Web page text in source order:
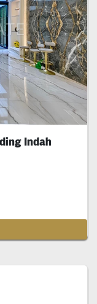
Indah